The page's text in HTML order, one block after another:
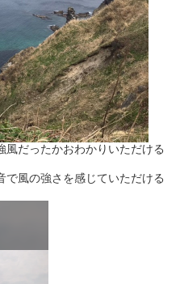
風だったかおわかりいただける
で風の強さを感じていただける